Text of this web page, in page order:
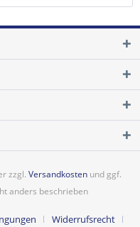
zzgl. Versandkosten und ggf.
anders beschrieben
Widerrufsrecht